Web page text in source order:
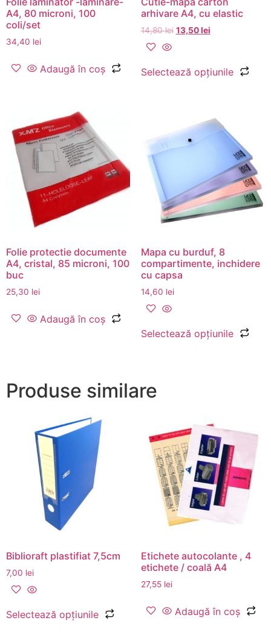
A4, 80 microni, 100
coli/set
34,40 lei
Adaugă în coș
arhivare A4, cu elastic
14,80lei 13,50lei
Selectează opțiunile
Folie protectie documente
A4, cristal, 85 microni, 100
buc
25,30 lei
Adaugă în coș
Mapa cu burduf, 8
compartimente, inchidere
cu capsa
14,60 lei
Selectează opțiunile
Produse similare
Biblioraft plastifiat 7,5cm
7,00 lei
Selectează opțiunile
Etichete autocolante , 4
etichete / coală A4
27,55 lei
Adaugă în coș